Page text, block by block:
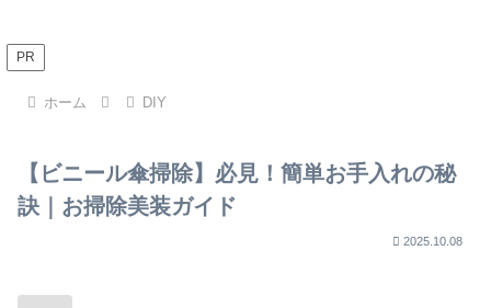
PR
ホーム DIY
【ビニール傘掃除】必見！簡単お手入れの秘
訣｜お掃除美装ガイド
2025.10.08